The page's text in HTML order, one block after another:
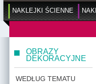
NAKLEJKI ŚCIENNE
OBRAZY
DEKORACYJNE
WEDŁUG TEMATU